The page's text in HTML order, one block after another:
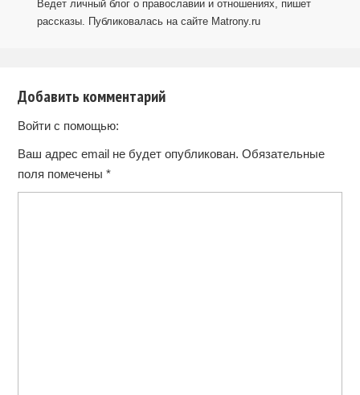
Ведет личный блог о православии и отношениях, пишет
рассказы. Публиковалась на сайте Matrony.ru
Добавить комментарий
Войти с помощью:
Ваш адрес email не будет опубликован. Обязательные
поля помечены *